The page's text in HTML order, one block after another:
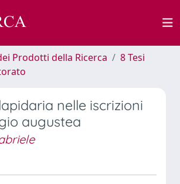
Prodotti della Ricerca
8 Tesi
nelle iscrizioni
augustea